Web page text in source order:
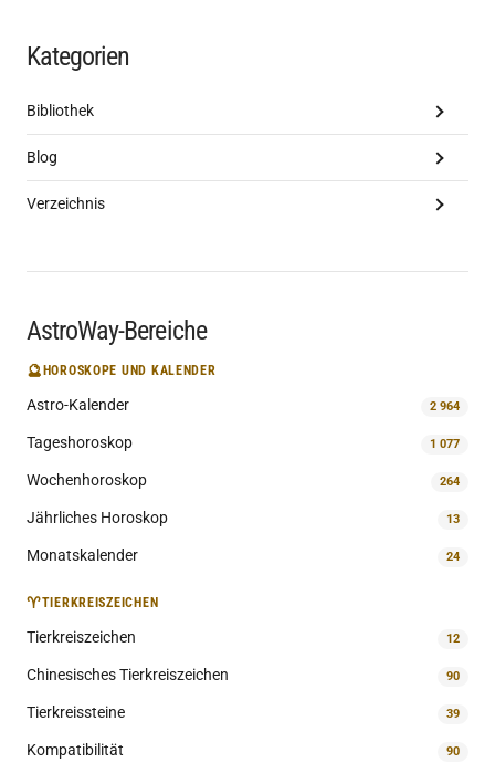
Kategorien
Bibliothek
Blog
Verzeichnis
AstroWay-Bereiche
🔮HOROSKOPE UND KALENDER
Astro-Kalender 2 964
Tageshoroskop 1 077
Wochenhoroskop 264
Jährliches Horoskop 13
Monatskalender 24
♈TIERKREISZEICHEN
Tierkreiszeichen 12
Chinesisches Tierkreiszeichen 90
Tierkreissteine 39
Kompatibilität 90